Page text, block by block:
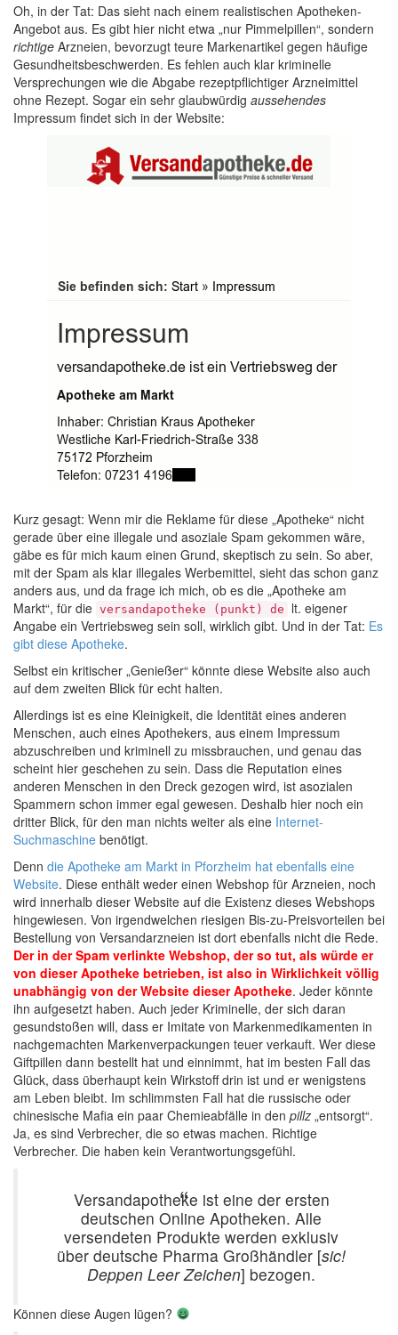
Oh, in der Tat: Das sieht nach einem realistischen Apotheken-
Angebot aus. Es gibt hier nicht etwa „nur Pimmelpillen“, sondern
richtige Arzneien, bevorzugt teure Markenartikel gegen häufige
Gesundheitsbeschwerden. Es fehlen auch klar kriminelle
Versprechungen wie die Abgabe rezeptpflichtiger Arzneimittel
ohne Rezept. Sogar ein sehr glaubwürdig aussehendes
Impressum findet sich in der Website:
Kurz gesagt: Wenn mir die Reklame für diese „Apotheke“ nicht
gerade über eine illegale und asoziale Spam gekommen wäre,
gäbe es für mich kaum einen Grund, skeptisch zu sein. So aber,
mit der Spam als klar illegales Werbemittel, sieht das schon ganz
anders aus, und da frage ich mich, ob es die „Apotheke am
Markt“, für die versandapotheke (punkt) de
lt. eigener
Angabe ein Vertriebsweg sein soll, wirklich gibt. Und in der Tat: Es
gibt diese Apotheke.
Selbst ein kritischer „Genießer“ könnte diese Website also auch
auf dem zweiten Blick für echt halten.
Allerdings ist es eine Kleinigkeit, die Identität eines anderen
Menschen, auch eines Apothekers, aus einem Impressum
abzuschreiben und kriminell zu missbrauchen, und genau das
scheint hier geschehen zu sein. Dass die Reputation eines
anderen Menschen in den Dreck gezogen wird, ist asozialen
Spammern schon immer egal gewesen. Deshalb hier noch ein
dritter Blick, für den man nichts weiter als eine Internet-
Suchmaschine benötigt.
Denn die Apotheke am Markt in Pforzheim hat ebenfalls eine
Website. Diese enthält weder einen Webshop für Arzneien, noch
wird innerhalb dieser Website auf die Existenz dieses Webshops
hingewiesen. Von irgendwelchen riesigen Bis-zu-Preisvorteilen bei
Bestellung von Versandarzneien ist dort ebenfalls nicht die Rede.
Der in der Spam verlinkte Webshop, der so tut, als würde er
von dieser Apotheke betrieben, ist also in Wirklichkeit völlig
unabhängig von der Website dieser Apotheke. Jeder könnte
ihn aufgesetzt haben. Auch jeder Kriminelle, der sich daran
gesundstoßen will, dass er Imitate von Markenmedikamenten in
nachgemachten Markenverpackungen teuer verkauft. Wer diese
Giftpillen dann bestellt hat und einnimmt, hat im besten Fall das
Glück, dass überhaupt kein Wirkstoff drin ist und er wenigstens
am Leben bleibt. Im schlimmsten Fall hat die russische oder
chinesische Mafia ein paar Chemieabfälle in den pillz „entsorgt“.
Ja, es sind Verbrecher, die so etwas machen. Richtige
Verbrecher. Die haben kein Verantwortungsgefühl.
Versandapotheke ist eine der ersten
deutschen Online Apotheken. Alle
versendeten Produkte werden exklusiv
über deutsche Pharma Großhändler [sic!
Deppen Leer Zeichen] bezogen.
Können diese Augen lügen?